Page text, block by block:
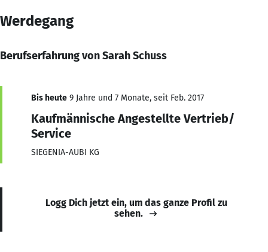
Werdegang
Berufserfahrung von Sarah Schuss
Bis heute 9 Jahre und 7 Monate, seit Feb. 2017
Kaufmännische Angestellte Vertrieb/
Service
SIEGENIA-AUBI KG
Logg Dich jetzt ein, um das ganze Profil zu
sehen.